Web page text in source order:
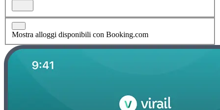
Mostra alloggi disponibili con Booking.com